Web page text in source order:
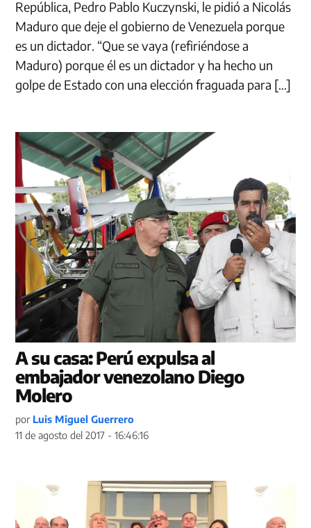
República, Pedro Pablo Kuczynski, le pidió a Nicolás
Maduro que deje el gobierno de Venezuela porque
es un dictador. “Que se vaya (refiriéndose a
Maduro) porque él es un dictador y ha hecho un
golpe de Estado con una elección fraguada para […]
A su casa: Perú expulsa al
embajador venezolano Diego
Molero
por Luis Miguel Guerrero
11 de agosto del 2017 - 16:46:16